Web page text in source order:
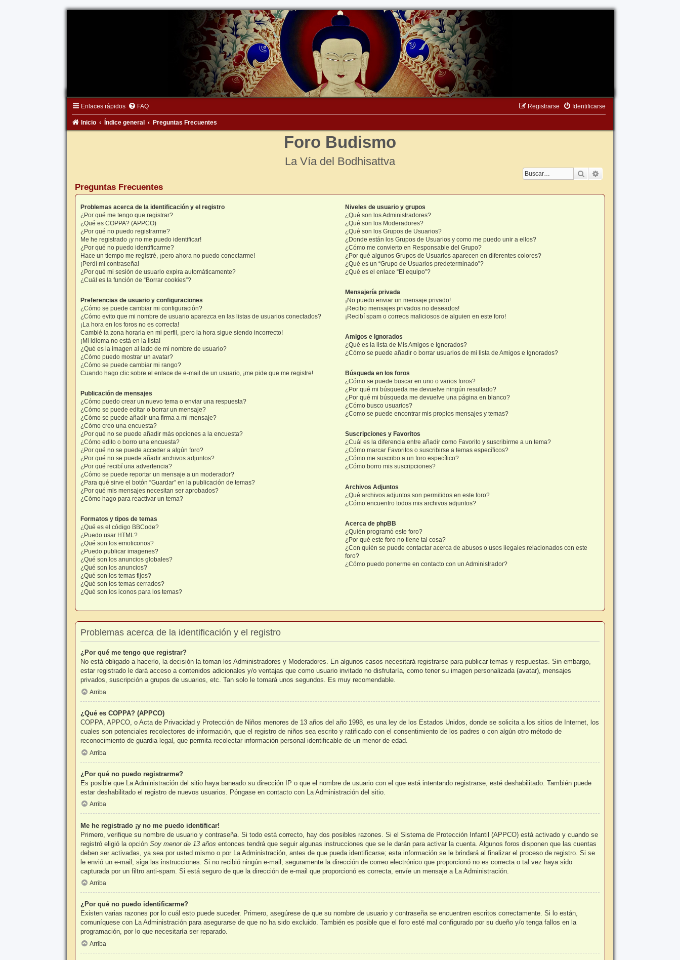
Enlaces rápidos FAQ Identificarse
Registrarse
Inicio Índice general Preguntas Frecuentes
Foro Budismo
La Vía del Bodhisattva
Buscar
Preguntas Frecuentes
Problemas acerca de la identificación y el registro
¿Por qué me tengo que registrar?
¿Qué es COPPA? (APPCO)
¿Por qué no puedo registrarme?
Me he registrado ¡y no me puedo identificar!
¿Por qué no puedo identificarme?
Hace un tiempo me registré, ¡pero ahora no puedo conectarme!
¡Perdí mi contraseña!
¿Por qué mi sesión de usuario expira automáticamente?
¿Cuál es la función de “Borrar cookies”?
Preferencias de usuario y configuraciones
¿Cómo se puede cambiar mi configuración?
¿Cómo evito que mi nombre de usuario aparezca en las listas de usuarios conectados?
¡La hora en los foros no es correcta!
Cambié la zona horaria en mi perfil, ¡pero la hora sigue siendo incorrecto!
¡Mi idioma no está en la lista!
¿Qué es la imagen al lado de mi nombre de usuario?
¿Cómo puedo mostrar un avatar?
¿Cómo se puede cambiar mi rango?
Cuando hago clic sobre el enlace de e-mail de un usuario, ¡me pide que me registre!
Publicación de mensajes
¿Cómo puedo crear un nuevo tema o enviar una respuesta?
¿Cómo se puede editar o borrar un mensaje?
¿Cómo se puede añadir una firma a mi mensaje?
¿Cómo creo una encuesta?
¿Por qué no se puede añadir más opciones a la encuesta?
¿Cómo edito o borro una encuesta?
¿Por qué no se puede acceder a algún foro?
¿Por qué no se puede añadir archivos adjuntos?
¿Por qué recibí una advertencia?
¿Cómo se puede reportar un mensaje a un moderador?
¿Para qué sirve el botón “Guardar” en la publicación de temas?
¿Por qué mis mensajes necesitan ser aprobados?
¿Cómo hago para reactivar un tema?
Formatos y tipos de temas
¿Qué es el código BBCode?
¿Puedo usar HTML?
¿Qué son los emoticonos?
¿Puedo publicar imagenes?
¿Qué son los anuncios globales?
¿Qué son los anuncios?
¿Qué son los temas fijos?
¿Qué son los temas cerrados?
¿Qué son los iconos para los temas?
Niveles de usuario y grupos
¿Qué son los Administradores?
¿Qué son los Moderadores?
¿Qué son los Grupos de Usuarios?
¿Donde están los Grupos de Usuarios y como me puedo unir a ellos?
¿Cómo me convierto en Responsable del Grupo?
¿Por qué algunos Grupos de Usuarios aparecen en diferentes colores?
¿Qué es un “Grupo de Usuarios predeterminado”?
¿Qué es el enlace “El equipo”?
Mensajería privada
¡No puedo enviar un mensaje privado!
¡Recibo mensajes privados no deseados!
¡Recibí spam o correos maliciosos de alguien en este foro!
Amigos e Ignorados
¿Qué es la lista de Mis Amigos e Ignorados?
¿Cómo se puede añadir o borrar usuarios de mi lista de Amigos e Ignorados?
Búsqueda en los foros
¿Cómo se puede buscar en uno o varios foros?
¿Por qué mi búsqueda me devuelve ningún resultado?
¿Por qué mi búsqueda me devuelve una página en blanco?
¿Cómo busco usuarios?
¿Como se puede encontrar mis propios mensajes y temas?
Suscripciones y Favoritos
¿Cuál es la diferencia entre añadir como Favorito y suscribirme a un tema?
¿Cómo marcar Favoritos o suscribirse a temas específicos?
¿Cómo me suscribo a un foro específico?
¿Cómo borro mis suscripciones?
Archivos Adjuntos
¿Qué archivos adjuntos son permitidos en este foro?
¿Cómo encuentro todos mis archivos adjuntos?
Acerca de phpBB
¿Quién programó este foro?
¿Por qué este foro no tiene tal cosa?
¿Con quién se puede contactar acerca de abusos o usos ilegales relacionados con este
foro?
¿Cómo puedo ponerme en contacto con un Administrador?
Problemas acerca de la identificación y el registro
¿Por qué me tengo que registrar?
No está obligado a hacerlo, la decisión la toman los Administradores y Moderadores. En algunos casos necesitará registrarse para publicar temas y respuestas. Sin embargo,
estar registrado le dará acceso a contenidos adicionales y/o ventajas que como usuario invitado no disfrutaría, como tener su imagen personalizada (avatar), mensajes
privados, suscripción a grupos de usuarios, etc. Tan solo le tomará unos segundos. Es muy recomendable.
Arriba
¿Qué es COPPA? (APPCO)
COPPA, APPCO, o Acta de Privacidad y Protección de Niños menores de 13 años del año 1998, es una ley de los Estados Unidos, donde se solicita a los sitios de Internet, los
cuales son potenciales recolectores de información, que el registro de niños sea escrito y ratificado con el consentimiento de los padres o con algún otro método de
reconocimiento de guardia legal, que permita recolectar información personal identificable de un menor de edad.
Arriba
¿Por qué no puedo registrarme?
Es posible que La Administración del sitio haya baneado su dirección IP o que el nombre de usuario con el que está intentando registrarse, esté deshabilitado. También puede
estar deshabilitado el registro de nuevos usuarios. Póngase en contacto con La Administración del sitio.
Arriba
Me he registrado ¡y no me puedo identificar!
Primero, verifique su nombre de usuario y contraseña. Si todo está correcto, hay dos posibles razones. Si el Sistema de Protección Infantil (APPCO) está activado y cuando se
registró eligió la opción Soy menor de 13 años entonces tendrá que seguir algunas instrucciones que se le darán para activar la cuenta. Algunos foros disponen que las cuentas
deben ser activadas, ya sea por usted mismo o por La Administración, antes de que pueda identificarse; esta información se le brindará al finalizar el proceso de registro. Si se
le envió un e-mail, siga las instrucciones. Si no recibió ningún e-mail, seguramente la dirección de correo electrónico que proporcionó no es correcta o tal vez haya sido
capturada por un filtro anti-spam. Si está seguro de que la dirección de e-mail que proporcionó es correcta, envíe un mensaje a La Administración.
Arriba
¿Por qué no puedo identificarme?
Existen varias razones por lo cuál esto puede suceder. Primero, asegúrese de que su nombre de usuario y contraseña se encuentren escritos correctamente. Si lo están,
comuníquese con La Administración para asegurarse de que no ha sido excluido. También es posible que el foro esté mal configurado por su dueño y/o tenga fallos en la
programación, por lo que necesitaría ser reparado.
Arriba